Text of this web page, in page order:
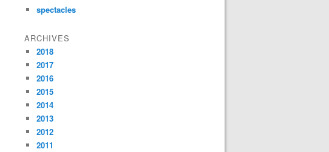
spectacles
ARCHIVES
2018
2017
2016
2015
2014
2013
2012
2011